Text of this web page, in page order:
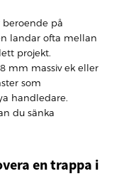
beroende på
landar ofta mellan
projekt.
mm massiv ek eller
som
handledare.
du sänka
en trappa i